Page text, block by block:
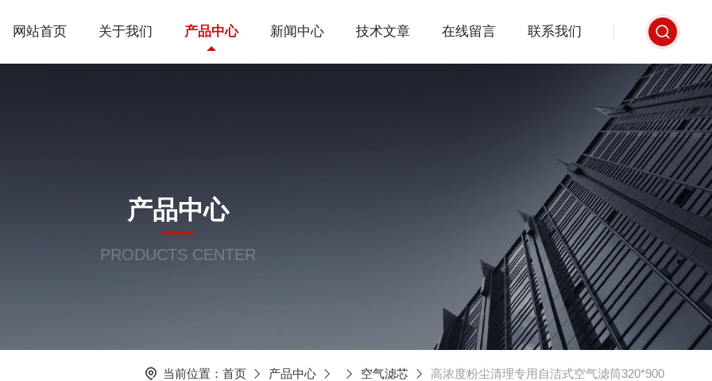
网站首页 关于我们 产品中心 新闻中心 技术文章 在线留言 联系我们
产品中心
PRODUCTS CENTER
当前位置： 首页 产品中心 空气滤芯 高浓度粉尘清理专用自洁式空气滤筒320*900